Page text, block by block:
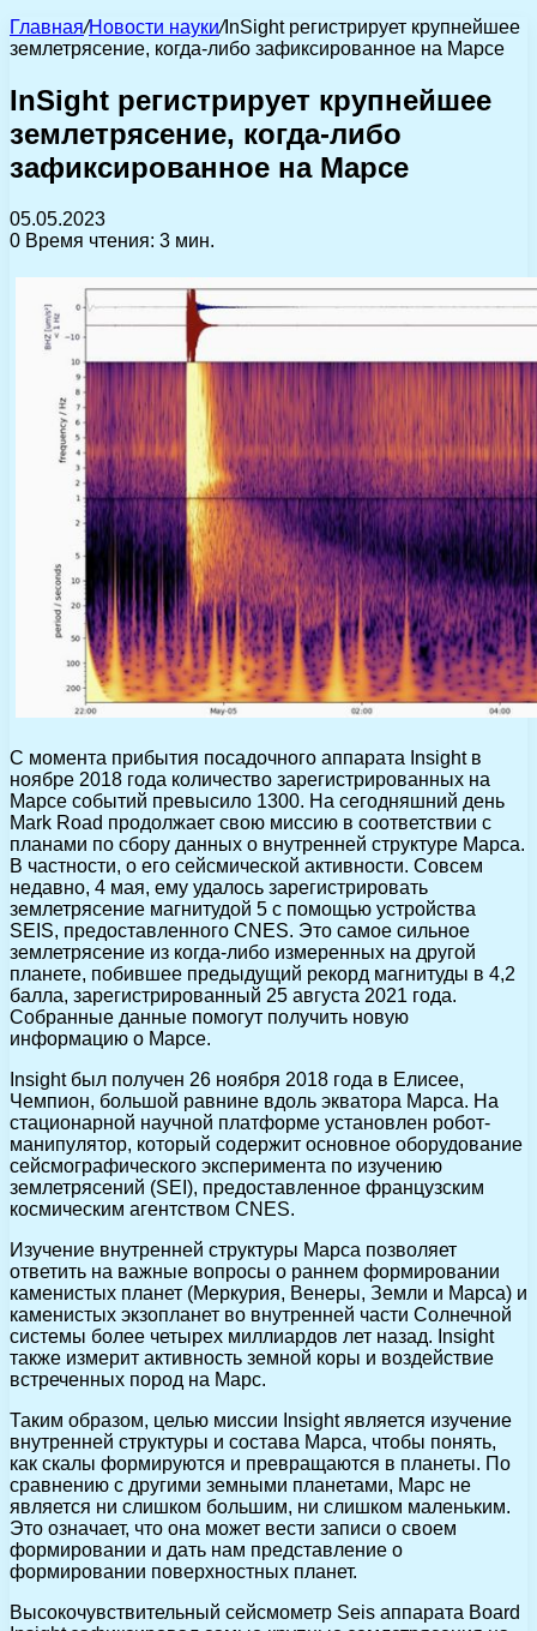
Главная/Новости науки/InSight регистрирует крупнейшее
землетрясение, когда-либо зафиксированное на Марсе
InSight регистрирует крупнейшее
землетрясение, когда-либо
зафиксированное на Марсе
05.05.2023
0 Время чтения: 3 мин.
С момента прибытия посадочного аппарата Insight в
ноябре 2018 года количество зарегистрированных на
Марсе событий превысило 1300. На сегодняшний день
Mark Road продолжает свою миссию в соответствии с
планами по сбору данных о внутренней структуре Марса.
В частности, о его сейсмической активности. Совсем
недавно, 4 мая, ему удалось зарегистрировать
землетрясение магнитудой 5 с помощью устройства
SEIS, предоставленного CNES. Это самое сильное
землетрясение из когда-либо измеренных на другой
планете, побившее предыдущий рекорд магнитуды в 4,2
балла, зарегистрированный 25 августа 2021 года.
Собранные данные помогут получить новую
информацию о Марсе.
Insight был получен 26 ноября 2018 года в Елисее,
Чемпион, большой равнине вдоль экватора Марса. На
стационарной научной платформе установлен робот-
манипулятор, который содержит основное оборудование
сейсмографического эксперимента по изучению
землетрясений (SEI), предоставленное французским
космическим агентством CNES.
Изучение внутренней структуры Марса позволяет
ответить на важные вопросы о раннем формировании
каменистых планет (Меркурия, Венеры, Земли и Марса) и
каменистых экзопланет во внутренней части Солнечной
системы более четырех миллиардов лет назад. Insight
также измерит активность земной коры и воздействие
встреченных пород на Марс.
Таким образом, целью миссии Insight является изучение
внутренней структуры и состава Марса, чтобы понять,
как скалы формируются и превращаются в планеты. По
сравнению с другими земными планетами, Марс не
является ни слишком большим, ни слишком маленьким.
Это означает, что она может вести записи о своем
формировании и дать нам представление о
формировании поверхностных планет.
Высокочувствительный сейсмометр Seis аппарата Board